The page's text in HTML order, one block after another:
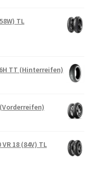
TL
TT (Hinterreifen)
18 (84V) TL